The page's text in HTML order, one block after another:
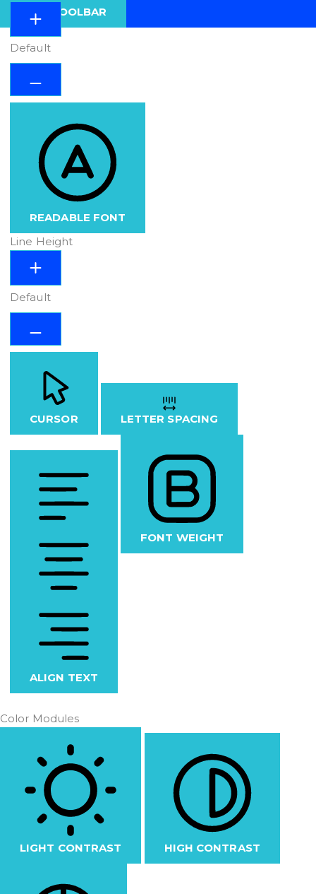
HIDE TOOLBAR
Default
READABLE FONT
Line Height
Default
CURSOR LETTER SPACING
ALIGN TEXT
FONT WEIGHT
Color Modules
LIGHT CONTRAST HIGH CONTRAST